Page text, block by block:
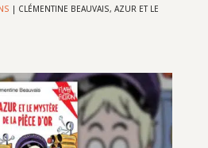
| CLÉMENTINE BEAUVAIS, AZUR ET LE